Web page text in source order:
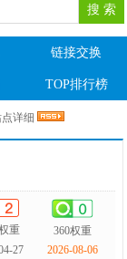
链接交换
TOP排行榜
详细
重
360权重
27
2026-08-06